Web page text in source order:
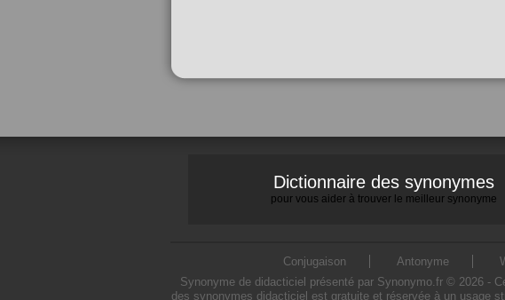
Dictionnaire des synonymes
pour vous aider à trouver le meilleur synonyme
Conjugaison Antonyme
Synonyme de didacticiel présenté par Synonymo.fr © 2026 -
des synonymes didacticiel est gratuite et réservée à un usage